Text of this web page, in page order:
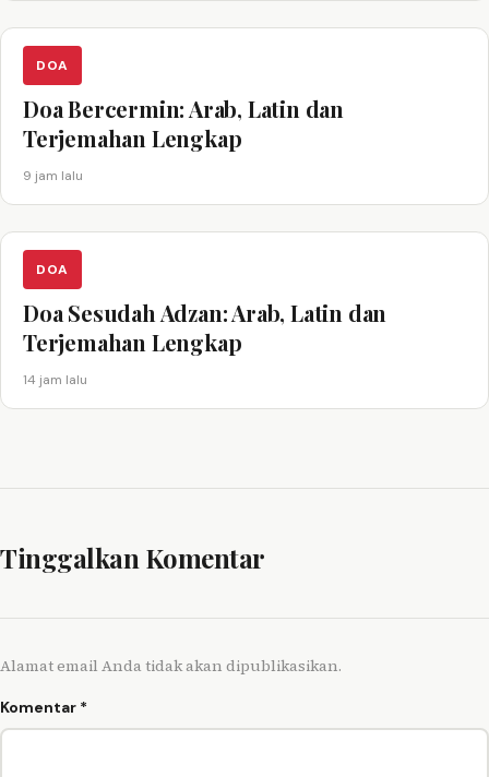
DOA
Doa Bercermin: Arab, Latin dan
Terjemahan Lengkap
9 jam lalu
DOA
Doa Sesudah Adzan: Arab, Latin dan
Terjemahan Lengkap
14 jam lalu
Tinggalkan Komentar
Alamat email Anda tidak akan dipublikasikan.
Komentar *